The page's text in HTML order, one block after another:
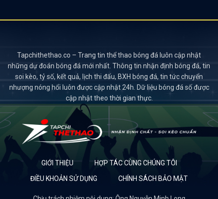
Tapchithethao.co – Trang tin thể thao bóng đá luôn cập nhật
những dự đoán bóng đá mới nhất. Thông tin nhận định bóng đá, tin
soi kèo, tỷ số, kết quả, lịch thi đấu, BXH bóng đá, tin tức chuyển
nhượng nóng hổi luôn được cập nhật 24h. Dữ liệu bóng đá số được
cập nhật theo thời gian thực.
GIỚI THIỆU
HỢP TÁC CÙNG CHÚNG TÔI
ĐIỀU KHOẢN SỬ DỤNG
CHÍNH SÁCH BẢO MẬT